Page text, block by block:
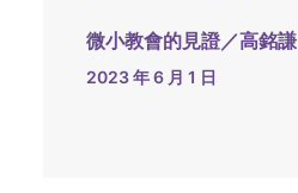
微小教會的見證／高銘謙
2023 年 6 月 1 日